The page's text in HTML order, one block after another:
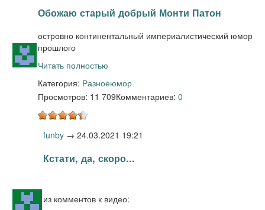
Обожаю старый добрый Монти Патон
островно континентальный империалистический юмор
прошлого
Читать полностью
Категория: Разноеюмор
Просмотров: 11 709Комментариев: 0
funby → 24.03.2021 19:21
Кстати, да, скоро...
из комментов к видео: